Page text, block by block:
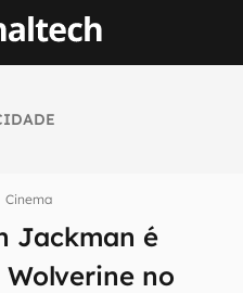
Cinema
Jackman é
no
em primeira